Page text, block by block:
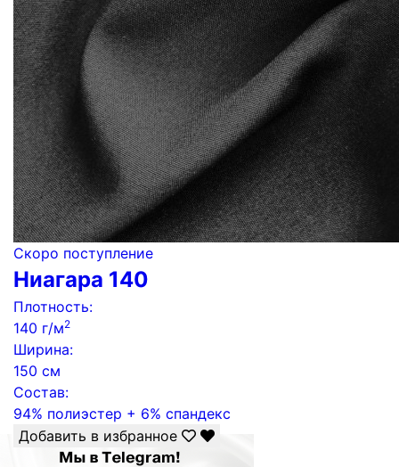
Скоро поступление
Ниагара 140
Плотность:
140 г/м2
Ширина:
150 см
Состав:
94% полиэстер + 6% спандекс
Добавить в избранное